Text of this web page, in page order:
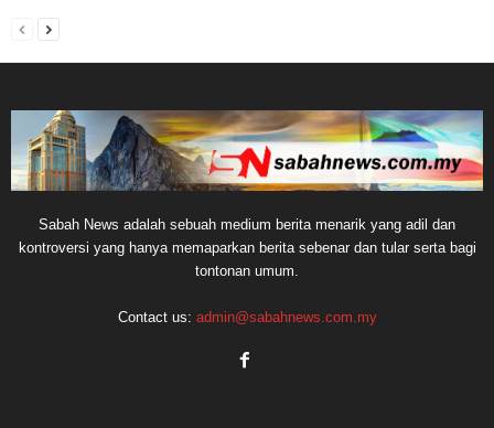
Sabah News adalah sebuah medium berita menarik yang adil dan
kontroversi yang hanya memaparkan berita sebenar dan tular serta bagi
tontonan umum.
Contact us: admin@sabahnews.com.my